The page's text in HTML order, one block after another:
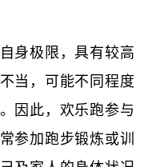
身极限，具有较高
当，可能不同程度
因此，欢乐跑参与
参加跑步锻炼或训